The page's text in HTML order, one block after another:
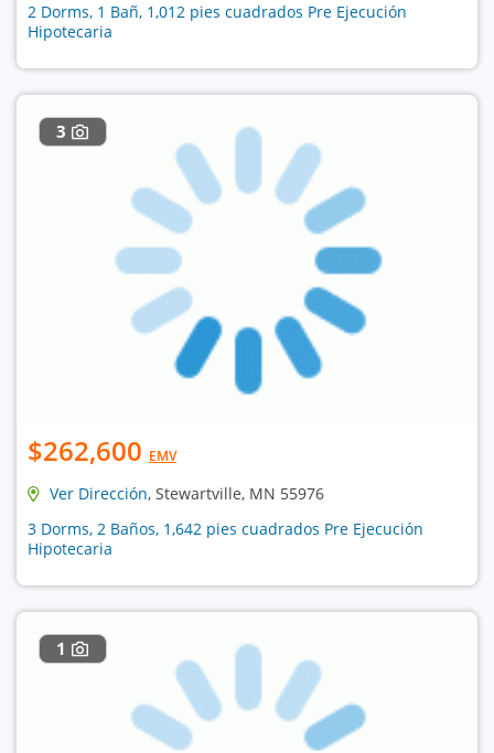
2 Dorms, 1 Bañ, 1,012 pies cuadrados Pre Ejecución
Hipotecaria
3
$262,600 EMV
Ver Dirección, Stewartville, MN 55976
3 Dorms, 2 Baños, 1,642 pies cuadrados Pre Ejecución
Hipotecaria
1